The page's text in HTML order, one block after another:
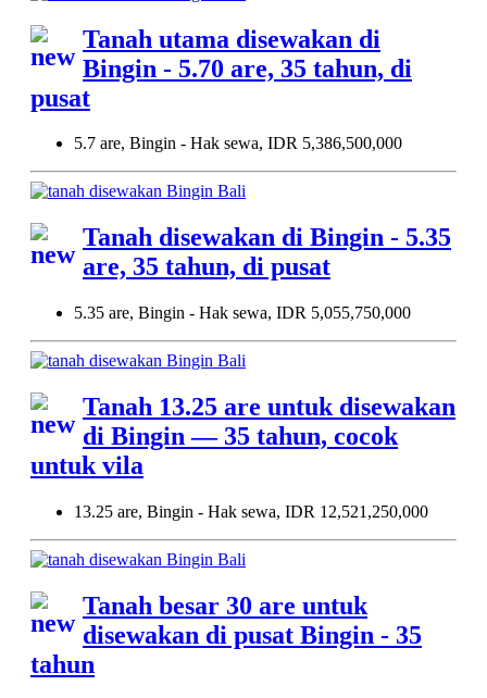
Tanah utama disewakan di
Bingin - 5.70 are, 35 tahun, di
pusat
5.7 are, Bingin - Hak sewa, IDR 5,386,500,000
Tanah disewakan di Bingin - 5.35
are, 35 tahun, di pusat
5.35 are, Bingin - Hak sewa, IDR 5,055,750,000
Tanah 13.25 are untuk disewakan
di Bingin — 35 tahun, cocok
untuk vila
13.25 are, Bingin - Hak sewa, IDR 12,521,250,000
Tanah besar 30 are untuk
disewakan di pusat Bingin - 35
tahun